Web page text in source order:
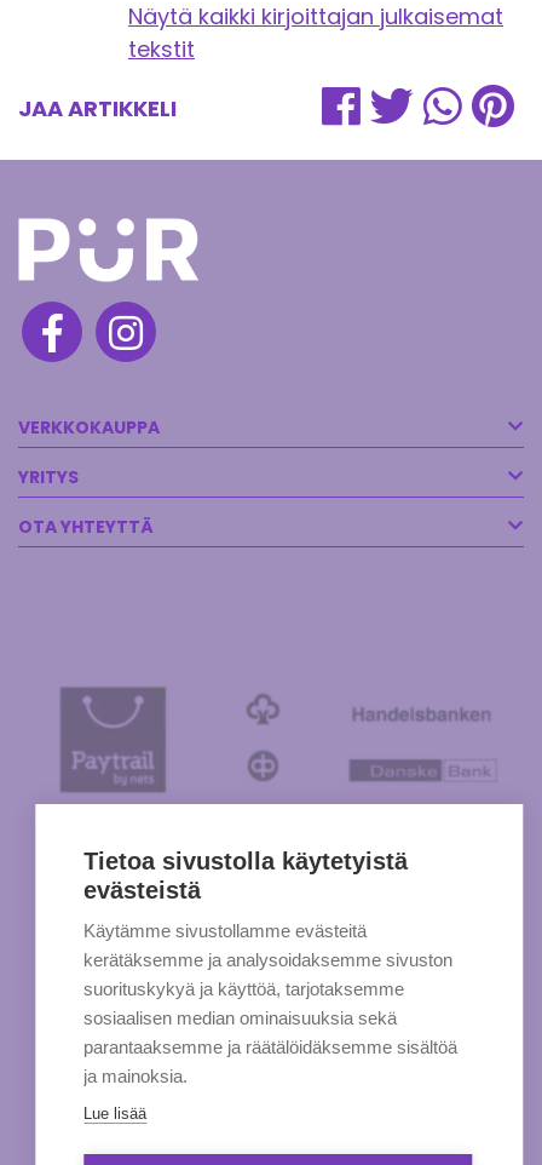
Näytä kaikki kirjoittajan julkaisemat
tekstit
JAA ARTIKKELI
VERKKOKAUPPA
YRITYS
OTA YHTEYTTÄ
Tietoa sivustolla käytetyistä
evästeistä
Käytämme sivustollamme evästeitä
kerätäksemme ja analysoidaksemme sivuston
suorituskykyä ja käyttöä, tarjotaksemme
sosiaalisen median ominaisuuksia sekä
parantaaksemme ja räätälöidäksemme sisältöä
ja mainoksia.
Lue lisää